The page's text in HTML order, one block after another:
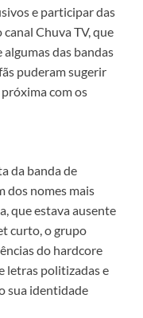
e participar das
Chuva TV, que
das bandas
puderam sugerir
com os
da banda de
dos nomes mais
que estava ausente
curto, o grupo
do hardcore
letras politizadas e
sua identidade